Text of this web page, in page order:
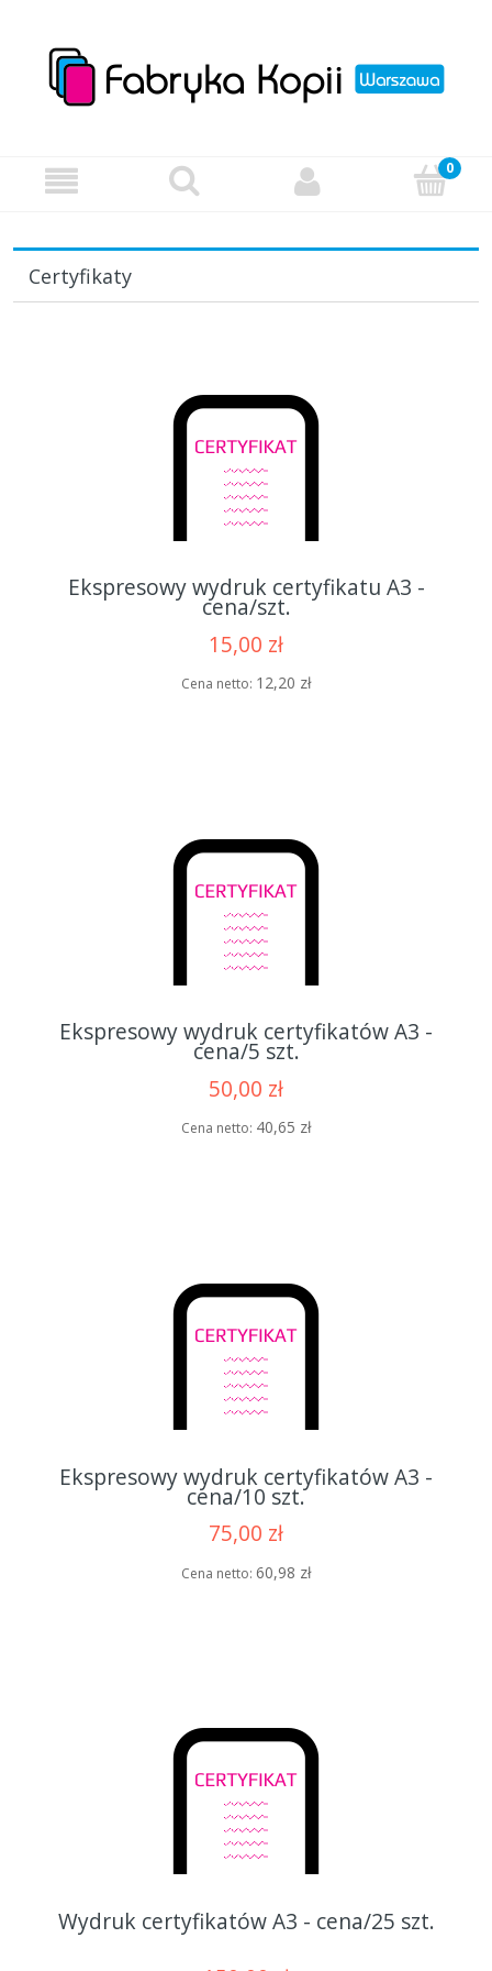
Certyfikaty
Ekspresowy wydruk certyfikatu A3 -
cena/szt.
15,00 zł
Cena netto: 12,20 zł
Ekspresowy wydruk certyfikatów A3 -
cena/5 szt.
50,00 zł
Cena netto: 40,65 zł
Ekspresowy wydruk certyfikatów A3 -
cena/10 szt.
75,00 zł
Cena netto: 60,98 zł
Wydruk certyfikatów A3 - cena/25 szt.